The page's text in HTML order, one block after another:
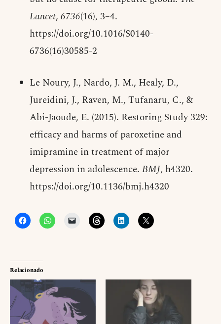
Lancet, 6736(16), 3–4.
https://doi.org/10.1016/S0140-
6736(16)30585-2
Le Noury, J., Nardo, J. M., Healy, D.,
Jureidini, J., Raven, M., Tufanaru, C., &
Abi-Jaoude, E. (2015). Restoring Study 329:
efficacy and harms of paroxetine and
imipramine in treatment of major
depression in adolescence. BMJ, h4320.
https://doi.org/10.1136/bmj.h4320
Relacionado